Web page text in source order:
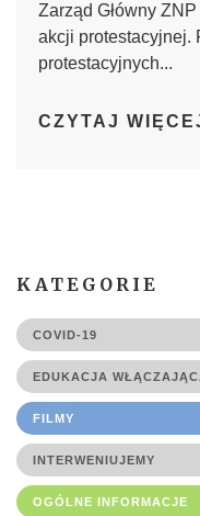
Zarząd Główny
akcji protestacyjnej.
protestacyjnych...
CZYTAJ
KATEGORIE
COVID-19
EDUKACJA
FILMY
INTERWENIUJEMY
OGÓLNE INFORMACJE